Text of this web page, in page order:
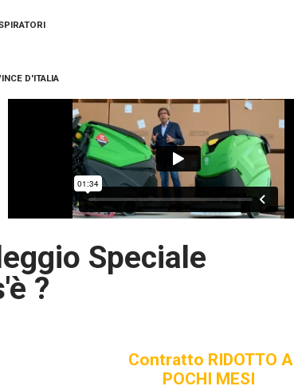
D'ITALIA
Speciale
?
Contratto RIDOTTO A
POCHI MESI